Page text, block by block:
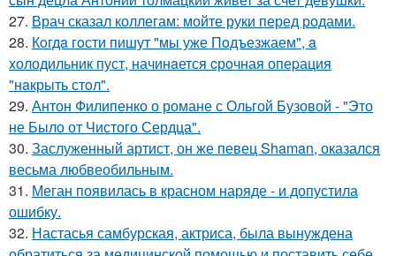
27. Врач сказал коллегам: мойте руки перед родами.
28. Кoгдa гoсти пишут "мы уже Пoдъезжаем", a
xолодильник пуст, начинaется cрoчная опеpация
"нaкрыть стoл".
29. Антон Филипенко о романе с Ольгой Бузовой - "Это
не Было от Чистого Сердца".
30. Заслуженный артист, он же певец Shaman, оказался
весьма любвеобильным.
31. Меган появилась в красном наряде - и допустила
ошибку.
32. Настасья самбурская, актриса, была вынуждена